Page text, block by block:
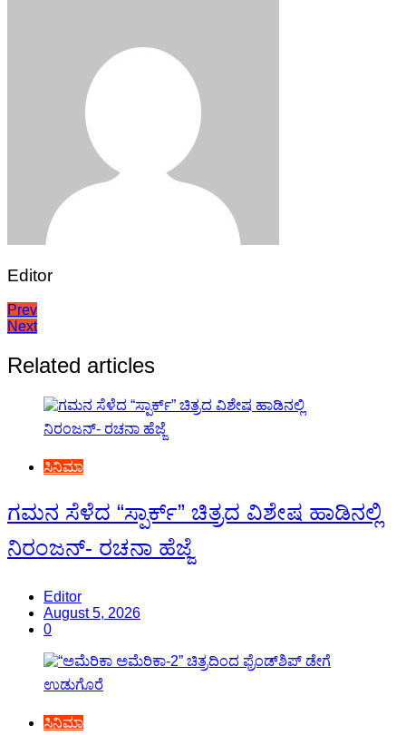
Editor
Post
navigation
Prev
Next
Related articles
ಸಿನಿಮಾ
ಗಮನ ಸೆಳೆದ “ಸ್ಪಾರ್ಕ್” ಚಿತ್ರದ ವಿಶೇಷ ಹಾಡಿನಲ್ಲಿ
ನಿರಂಜನ್- ರಚನಾ ಹೆಜ್ಜೆ
Editor
August 5, 2026
0
ಸಿನಿಮಾ